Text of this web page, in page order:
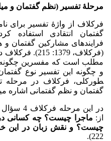
مرحلۀ تفسیر (نظم گفتمان و
فرکلاف از واژۀ تفسیر برای
گفتمان انتقادی استفاده
فرایندهای مشارکین گفتمان
(فرکلاف، 1379:
مطلب است که مفسرین چگونه
طور­کلی، فرکلاف در مرحله
گفتمان و نظم گفتمانی اشاره
در این
از: ماجرا چیست؟ چه کسانی
چیست؟ و نقش زبان در
222).